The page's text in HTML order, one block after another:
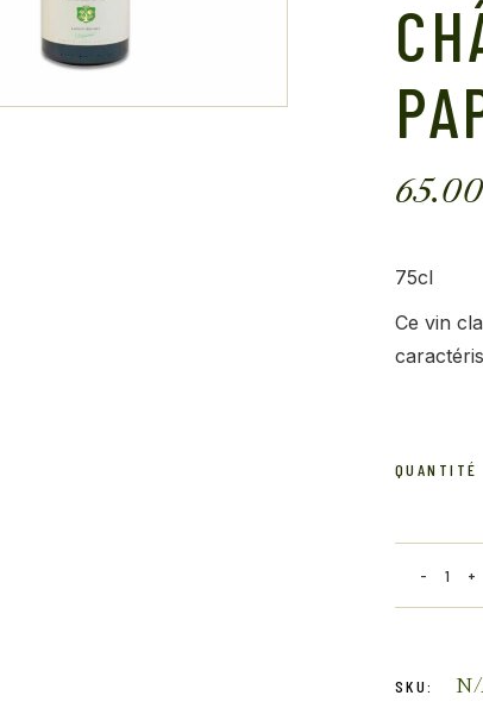
65.00
75cl
Ce vin
QUANTITÉ
SKU: